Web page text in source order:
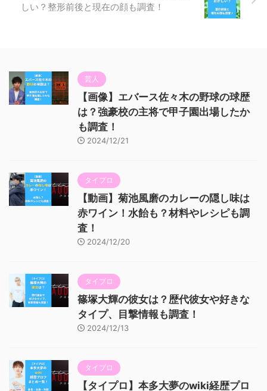
しい？整形前後と現在の顔も調査！
芸人
【画像】エバース佐々木の野球の球歴
は？強豪校の主将で甲子園出場したか
も調査！
2024/12/21
タイプロ
【動画】菊池風磨のカレーの隠し味は
赤ワイン！水飴も？材料やレシピも調
査！
2024/12/20
タイプロ
篠塚大輝の彼女は？歴代彼女や好きな
タイプ、目撃情報も調査！
2024/12/13
タイプロ
【タイプロ】本多大夢のwiki経歴プロ